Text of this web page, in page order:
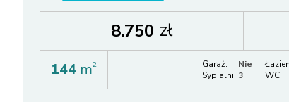
8.750 zł
144 m2 Garaż:
Nie
Sypialni: 3
WC: